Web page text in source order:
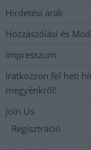
Hirdetési árak
Hozzászólási és
Impresszum
Iratkozzon fel heti
megyénkről!
Join Us
Regisztráció